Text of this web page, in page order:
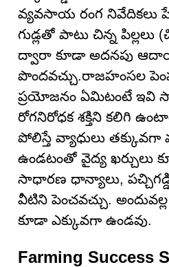
వ్యవసాయ రంగ నివేదికలు
గుడ్లతో పాటు చిన్న పిల్లలు
ద్వారా కూడా అదనపు
పొందవచ్చు.రాజహంసల
ప్రయోజనం ఏమిటంటే ఇవి
రోగనిరోధక శక్తిని కలిగి
పోలిస్తే వ్యాధులు తక్కువగా
ఉండటంతో వైద్య ఖర్చులు
సాధారణ ధాన్యాలు,
వీటిని పెంచవచ్చు.
కూడా ఎక్కువగా ఉండవు.
Farming Success